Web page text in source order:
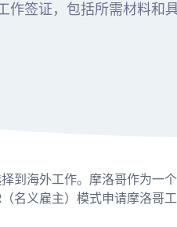
签证，包括所需材料和具
到海外工作。摩洛哥作为一
名义雇主）模式申请摩洛哥